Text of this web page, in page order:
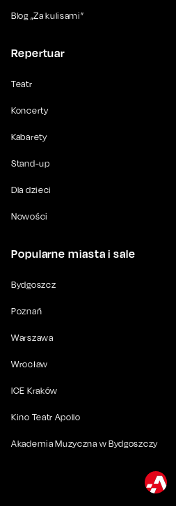
Blog „Za kulisami”
Repertuar
Teatr
Koncerty
Kabarety
Stand-up
Dla dzieci
Nowości
Popularne miasta i sale
Bydgoszcz
Poznań
Warszawa
Wrocław
ICE Kraków
Kino Teatr Apollo
Akademia Muzyczna w Bydgoszczy